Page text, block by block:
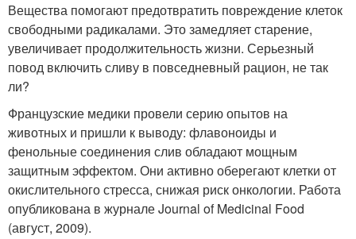
Вещества помогают предотвратить повреждение клеток
свободными радикалами. Это замедляет старение,
увеличивает продолжительность жизни. Серьезный
повод включить сливу в повседневный рацион, не так
ли?
Французские медики провели серию опытов на
животных и пришли к выводу: флавоноиды и
фенольные соединения слив обладают мощным
защитным эффектом. Они активно оберегают клетки от
окислительного стресса, снижая риск онкологии. Работа
опубликована в журнале Journal of Medicinal Food
(август, 2009).